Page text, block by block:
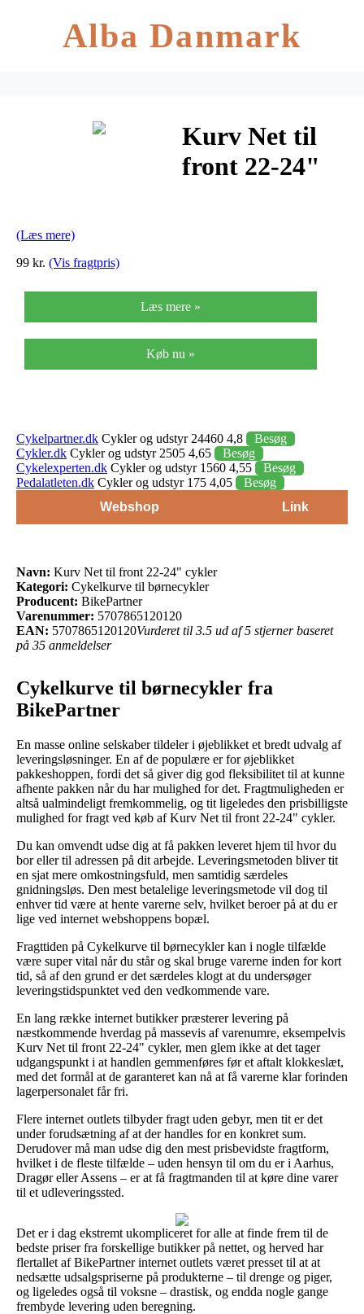
Alba Danmark
Kurv Net til
front 22-24"
(Læs mere)
99 kr. (Vis fragtpris)
Læs mere »
Køb nu »
Cykelpartner.dk Cykler og udstyr 24460 4,8
Besøg
Cykler.dk Cykler og udstyr 2505 4,65
Besøg
Cykelexperten.dk Cykler og udstyr 1560 4,55
Besøg
Pedalatleten.dk Cykler og udstyr 175 4,05
Besøg
Webshop
Link
Navn: Kurv Net til front 22-24" cykler
Kategori: Cykelkurve til børnecykler
Producent: BikePartner
Varenummer: 5707865120120
EAN: 5707865120120Vurderet til 3.5 ud af 5 stjerner baseret
på 35 anmeldelser
Cykelkurve til børnecykler fra
BikePartner
En masse online selskaber tildeler i øjeblikket et bredt udvalg af
leveringsløsninger. En af de populære er for øjeblikket
pakkeshoppen, fordi det så giver dig god fleksibilitet til at kunne
afhente pakken når du har mulighed for det. Fragtmuligheden er
altså ualmindeligt fremkommelig, og tit ligeledes den prisbilligste
mulighed for fragt ved køb af Kurv Net til front 22-24" cykler.
Du kan omvendt udse dig at få pakken leveret hjem til hvor du
bor eller til adressen på dit arbejde. Leveringsmetoden bliver tit
en sjat mere omkostningsfuld, men samtidig særdeles
gnidningsløs. Den mest betalelige leveringsmetode vil dog til
enhver tid være at hente varerne selv, hvilket beroer på at du er
lige ved internet webshoppens bopæl.
Fragttiden på Cykelkurve til børnecykler kan i nogle tilfælde
være super vital når du står og skal bruge varerne inden for kort
tid, så af den grund er det særdeles klogt at du undersøger
leveringstidspunktet ved den vedkommende vare.
En lang række internet butikker præsterer levering på
næstkommende hverdag på massevis af varenumre, eksempelvis
Kurv Net til front 22-24" cykler, men glem ikke at det tager
udgangspunkt i at handlen gemmenføres før et aftalt klokkeslæt,
med det formål at de garanteret kan nå at få varerne klar forinden
lagerpersonalet får fri.
Flere internet outlets tilbyder fragt uden gebyr, men tit er det
under forudsætning af at der handles for en konkret sum.
Derudover må man udse dig den mest prisbevidste fragtform,
hvilket i de fleste tilfælde – uden hensyn til om du er i Aarhus,
Dragør eller Assens – er at få fragtmanden til at køre dine varer
til et udleveringssted.
Det er i dag ekstremt ukompliceret for alle at finde frem til de
bedste priser fra forskellige butikker på nettet, og herved har
flertallet af BikePartner internet outlets været presset til at at
nedsætte udsalgspriserne på produkterne – til drenge og piger,
og ligeledes også til voksne – drastisk, og endda nogle gange
frembyde levering uden beregning.